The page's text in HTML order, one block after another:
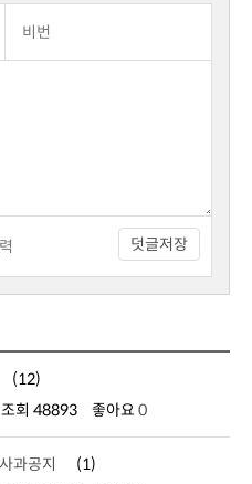
덧글저장
(12)
조회 48893 좋아요 0
과공지
(1)